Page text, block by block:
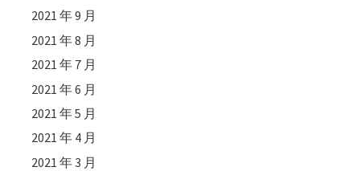
2021 年 9 月
2021 年 8 月
2021 年 7 月
2021 年 6 月
2021 年 5 月
2021 年 4 月
2021 年 3 月